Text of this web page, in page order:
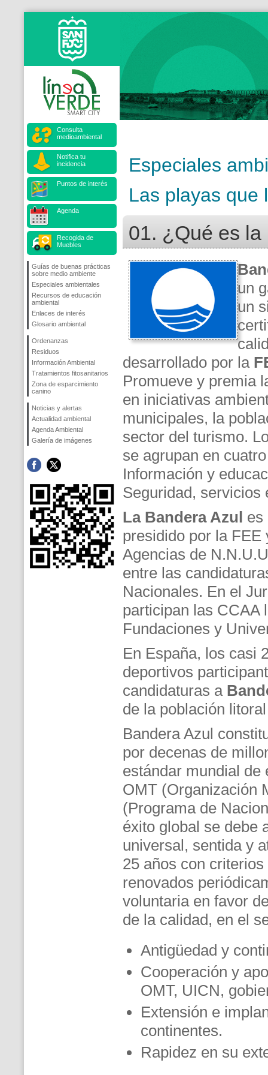
Consulta
medioambiental
Notifica tu
incidencia
Puntos de interés
Agenda
Recogida de
Muebles
Guías de buenas prácticas
sobre medio ambiente
Especiales ambientales
Recursos de educación
ambiental
Enlaces de interés
Glosario ambiental
Ordenanzas
Residuos
Información Ambiental
Tratamientos fitosanitarios
Zona de esparcimiento
canino
Noticias y alertas
Actualidad ambiental
Agenda Ambiental
Galería de imágenes
Especiales
Las playas que
01. ¿Qué es
un
un
desarrollado por la
Promueve y premia
en iniciativas
municipales, la
sector del turismo.
se agrupan en
Información y
Seguridad, servicios
La Bandera Azul es
presidido por la
Agencias de
entre las
Nacionales. En el
participan las CCAA
Fundaciones y
En España, los casi
deportivos
candidaturas a
de la población
Bandera Azul
por decenas de
estándar mundial
OMT (Organización
(Programa de
éxito global se debe
universal, sentida y
25 años con
renovados
voluntaria en favor
de la calidad, en el
Antigüedad y
Cooperación y
OMT, UICN,
Extensión e
continentes.
Rapidez en su